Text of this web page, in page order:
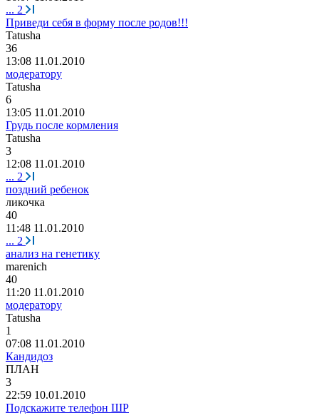
... 2
Приведи себя в форму после родов!!!
Tatusha
36
13:08 11.01.2010
модератору
Tatusha
6
13:05 11.01.2010
Грудь после кормления
Tatusha
3
12:08 11.01.2010
... 2
поздний ребенок
ликочка
40
11:48 11.01.2010
... 2
анализ на генетику
marenich
40
11:20 11.01.2010
модератору
Tatusha
1
07:08 11.01.2010
Кандидоз
ПЛАН
3
22:59 10.01.2010
Подскажите телефон ШР